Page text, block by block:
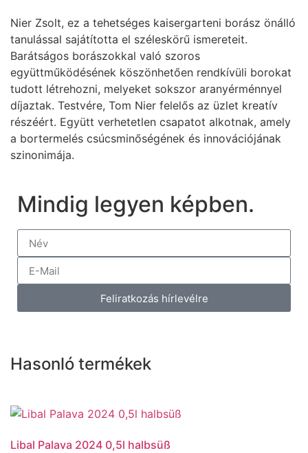
Nier Zsolt, ez a tehetséges kaisergarteni borász önálló
tanulással sajátította el széleskörű ismereteit.
Barátságos borászokkal való szoros
együttműködésének köszönhetően rendkívüli borokat
tudott létrehozni, melyeket sokszor aranyérménnyel
díjaztak. Testvére, Tom Nier felelős az üzlet kreatív
részéért. Együtt verhetetlen csapatot alkotnak, amely
a bortermelés csúcsminőségének és innovációjának
szinonimája.
Mindig legyen képben.
Feliratkozás hírlevélre
Hasonló termékek
Libal Palava 2024 0,5l halbsüß